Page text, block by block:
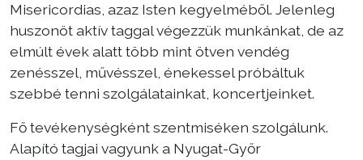
Misericordias, azaz Isten kegyelméből. Jelenleg
huszonöt aktív taggal végezzük munkánkat, de az
elmúlt évek alatt több mint ötven vendég
zenésszel, művésszel, énekessel próbáltuk
szebbé tenni szolgálatainkat, koncertjeinket.
Fő tevékenységként szentmiséken szolgálunk.
Alapító tagjai vagyunk a Nyugat-Győr